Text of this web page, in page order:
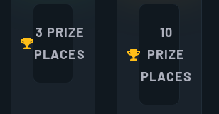
3 PRIZE
PLACES
10
PRIZE
PLACES